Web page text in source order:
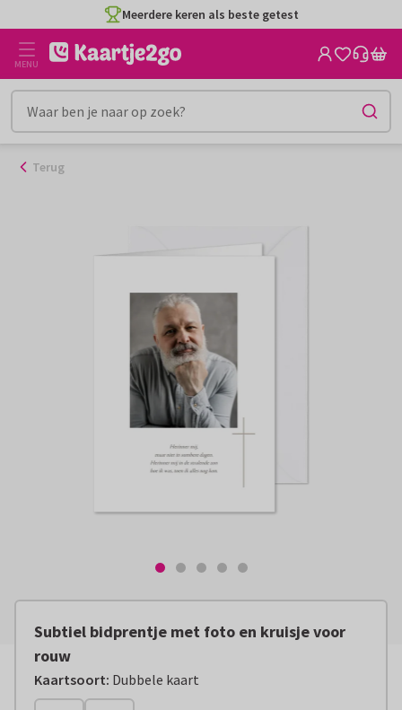
naar
inhoud
Meerdere keren als beste getest
MENU
Terug
Subtiel bidprentje met foto en kruisje voor
rouw
Kaartsoort: Dubbele kaart